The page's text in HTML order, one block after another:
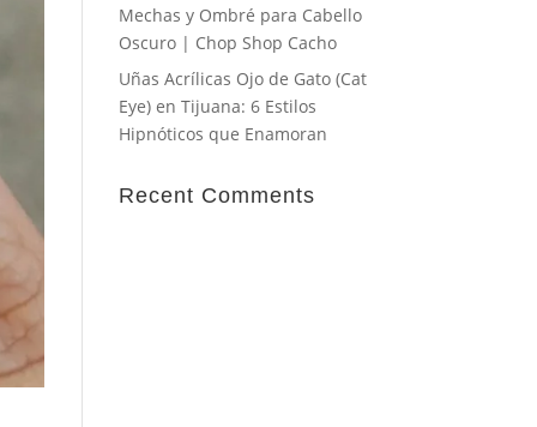
Mechas y Ombré para Cabello
Oscuro | Chop Shop Cacho
Uñas Acrílicas Ojo de Gato (Cat
Eye) en Tijuana: 6 Estilos
Hipnóticos que Enamoran
Recent Comments